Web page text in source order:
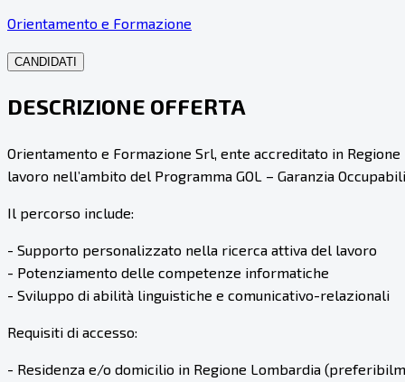
Orientamento e Formazione
CANDIDATI
DESCRIZIONE OFFERTA
Orientamento e Formazione Srl, ente accreditato in
lavoro nell’ambito del Programma GOL – Garanzia
Il percorso include:
- Supporto personalizzato nella ricerca attiva del lavoro
- Potenziamento delle competenze informatiche
- Sviluppo di abilità linguistiche e comunicativo-relazionali
Requisiti di accesso:
- Residenza e/o domicilio in Regione Lombardia